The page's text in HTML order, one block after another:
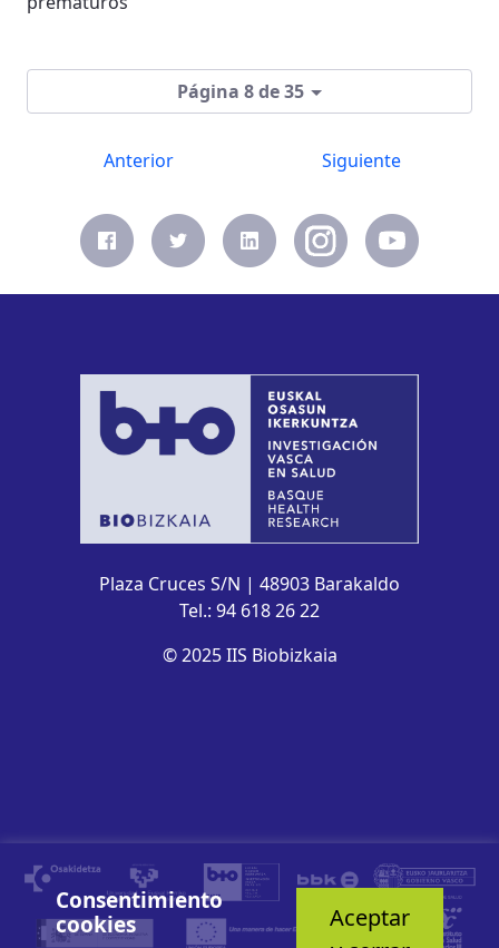
Página 8 de 35
Anterior Siguiente
Plaza Cruces S/N | 48903 Barakaldo
Tel.: 94 618 26 22
© 2025 IIS Biobizkaia
Consentimiento
cookies
Aceptar